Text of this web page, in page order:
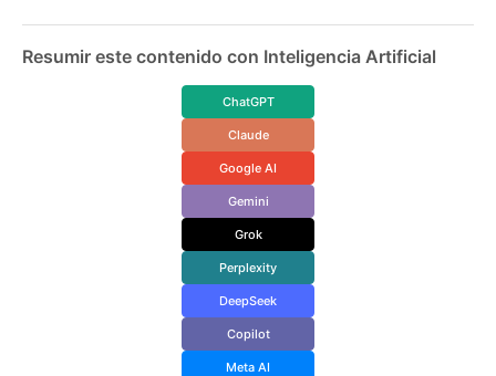
Resumir este contenido con Inteligencia Artificial
ChatGPT
Claude
Google AI
Gemini
Grok
Perplexity
DeepSeek
Copilot
Meta AI